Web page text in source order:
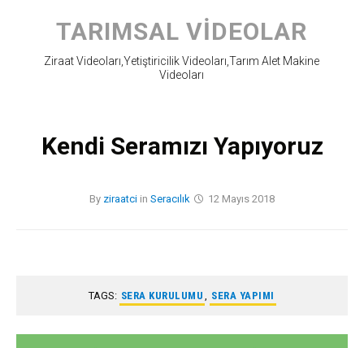
content
TARIMSAL VIDEOLAR
Ziraat Videoları,Yetiştiricilik Videoları,Tarım Alet Makine
Videoları
Kendi Seramızı Yapıyoruz
By ziraatci in Seracılık 12 Mayıs 2018
TAGS: SERA KURULUMU , SERA YAPIMI